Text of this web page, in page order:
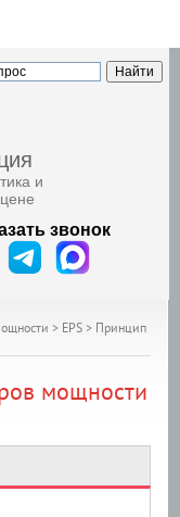
и
звонок
> EPS > Принцип
мощности